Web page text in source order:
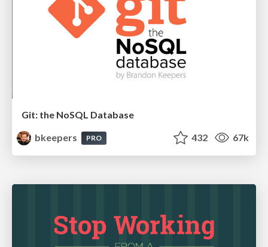
Git: the NoSQL Database
bkeepers
PRO 432 67k